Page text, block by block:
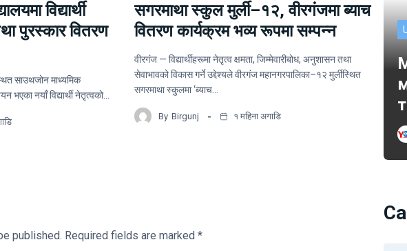
विद्यार्थी
पुरस्कार वितरण
साउथजोन माध्यमिक
भएका नयाँ विद्यार्थी नेतृत्वको…
सगरमाथा स्कुल मुर्ली–१२, वीरगंजमा ब्याच
वितरण कार्यक्रम भव्य रूपमा सम्पन्न
वीरगंज — विद्यार्थीहरूमा नेतृत्व क्षमता, जिम्मेवारीबोध, अनुशासन तथा
सेवाभावको विकास गर्ने उद्देश्यले वीरगंज महानगरपालिका–१२ मुर्लीस्थित
सगरमाथा स्कुलमा ‘ब्याच…
By Birgunj १ महिना अगाडि
published. Required fields are marked *